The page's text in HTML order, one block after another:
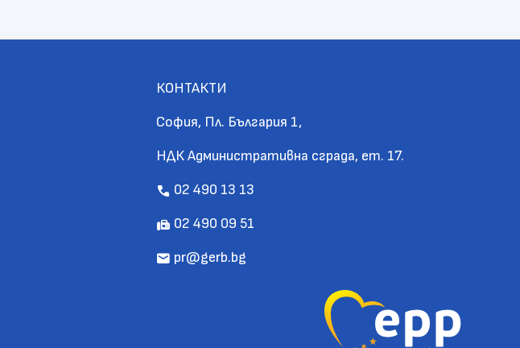
КОНТАКТИ
София, Пл. България 1,
НДК Административна сграда, ет. 17.
call 02 490 13 13
fax 02 490 09 51
mail pr@gerb.bg